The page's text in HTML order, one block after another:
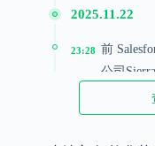
2025.11.22
23:28 前
公司
2025.11.17